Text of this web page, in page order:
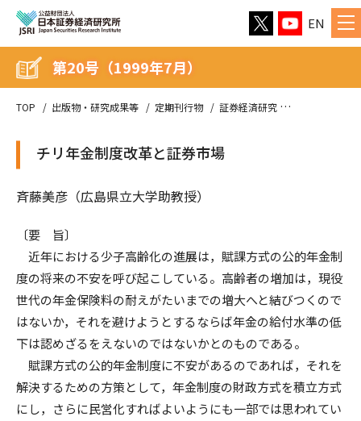
EN
TOP 出版物・研究成果等 定期刊行物 証券経済研究
第20号（1999年7月）
チリ年金制度改革と証券市場
斉藤美彦（広島県立大学助教授）
〔要 旨〕
近年における少子高齢化の進展は，賦課方式の公的年金制
度の将来の不安を呼び起こしている。高齢者の増加は，現役
世代の年金保険料の耐えがたいまでの増大へと結びつくので
はないか，それを避けようとするならば年金の給付水準の低
下は認めざるをえないのではないかとのものである。
賦課方式の公的年金制度に不安があるのであれば，それを
解決するための方策として，年金制度の財政方式を積立方式
にし，さらに民営化すればよいようにも一部では思われてい